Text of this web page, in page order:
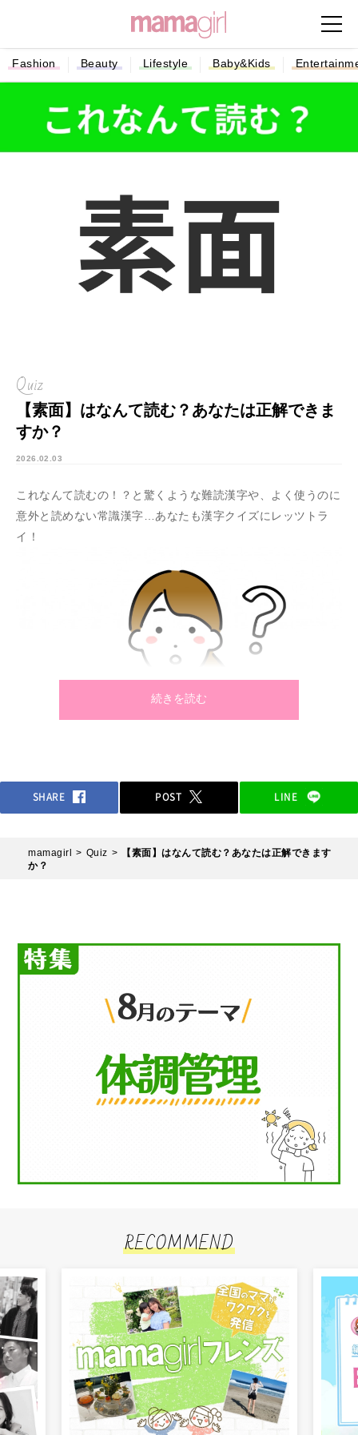
Fashion Beauty Lifestyle Baby&Kids
Quiz
【素面】はなんて読む？あなたは正解できま
すか？
2026.02.03
これなんて読むの！？と驚くような難読漢字や、よく使うのに
意外と読めない常識漢字…あなたも漢字クイズにレッツトラ
イ！
続きを読む
SHARE POST LINE
mamagirl Quiz
【素面】はなんて読む？あなたは正解できます
か？
RECOMMEND